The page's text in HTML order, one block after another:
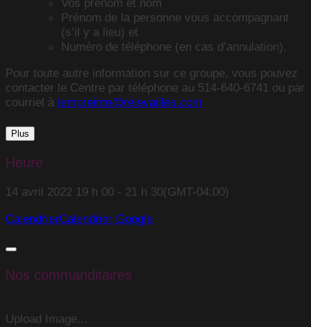
Prénom de la personne vous accompagnant
(s’il y a lieu) et
Numéro de téléphone (en cas d’annulation).
Pour toute autre information sur ce groupe, vous pouvez
contacter le Centre par téléphone au 514-640-6741 ou par
courriel à lempreinte@relevailles.com
Plus
Heure
14 avril 2022 19 h 00 - 21 h 30(GMT-04:00)
CalendrierCalendrier Google
Nos commanditaires
Upload Image...